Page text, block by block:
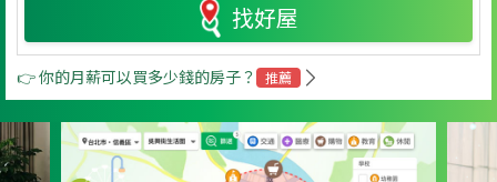
找好屋
👉 你的月薪可以買多少錢的房子？ 推薦